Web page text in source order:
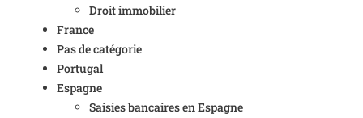
Droit immobilier
France
Pas de catégorie
Portugal
Espagne
Saisies bancaires en Espagne